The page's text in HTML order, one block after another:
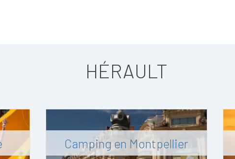
HÉRAULT
Camping en Montpellier